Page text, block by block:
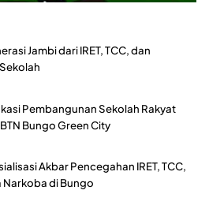
Jambi dari IRET, TCC, dan
Pembangunan Sekolah Rakyat
Bungo Green City
Akbar Pencegahan IRET, TCC,
Narkoba di Bungo